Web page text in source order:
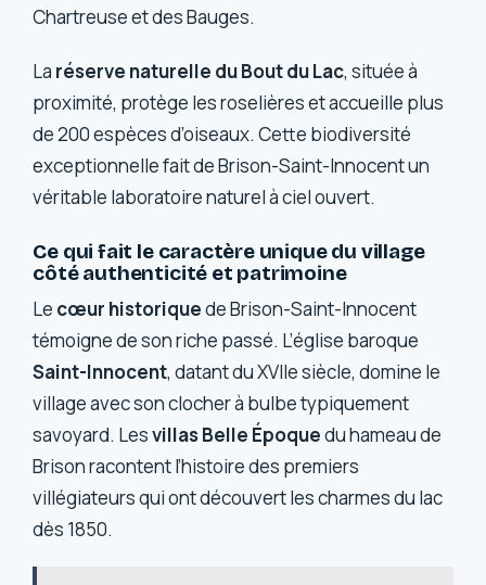
Chartreuse et des Bauges.
La réserve naturelle du Bout du Lac, située à
proximité, protège les roselières et accueille plus
de 200 espèces d’oiseaux. Cette biodiversité
exceptionnelle fait de Brison-Saint-Innocent un
véritable laboratoire naturel à ciel ouvert.
Ce qui fait le caractère unique du village
côté authenticité et patrimoine
Le cœur historiquede Brison-Saint-Innocent
témoigne de son riche passé. L’église baroque
Saint-Innocent, datant du XVIIe siècle, domine le
village avec son clocher à bulbe typiquement
savoyard. Lesvillas Belle Époquedu hameau de
Brison racontent l’histoire des premiers
villégiateurs qui ont découvert les charmes du lac
dès 1850.